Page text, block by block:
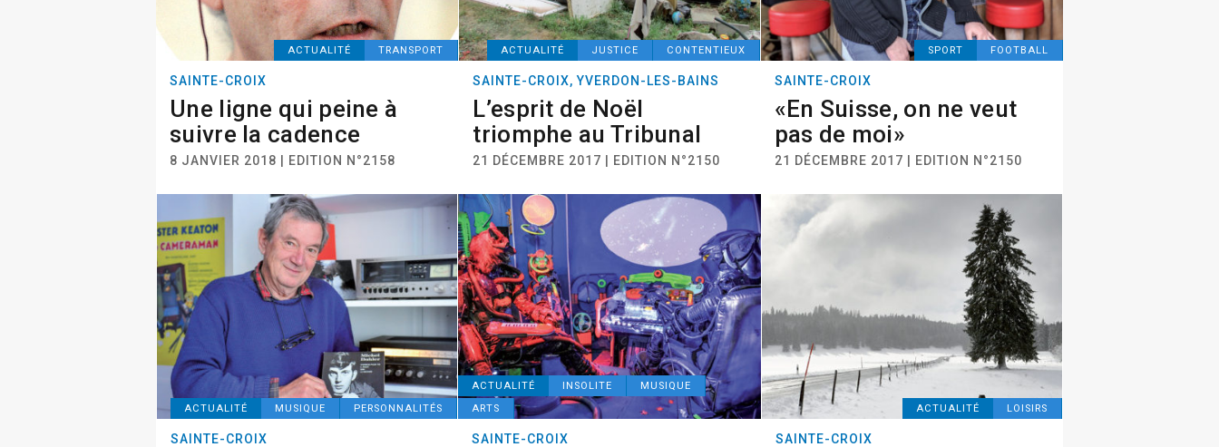
ACTUALITÉ TRANSPORT
SAINTE-CROIX
Une ligne qui peine à
suivre la cadence
8 JANVIER 2018 | EDITION N°2158
ACTUALITÉ JUSTICE CONTENTIEUX
SAINTE-CROIX, YVERDON-LES-BAINS
L’esprit de Noël
triomphe au Tribunal
21 DÉCEMBRE 2017 | EDITION N°2150
SPORT FOOTBALL
SAINTE-CROIX
«En Suisse, on ne veut
pas de moi»
21 DÉCEMBRE 2017 | EDITION N°2150
ACTUALITÉ MUSIQUE PERSONNALITÉS
SAINTE-CROIX
ACTUALITÉ INSOLITE
MUSIQUE
ARTS
SAINTE-CROIX
ACTUALITÉ LOISIRS
SAINTE-CROIX